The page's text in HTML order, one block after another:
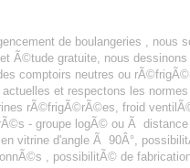
de boulangeries ,
Ã©tude gratuite, nous
comptoirs neutres ou
et respectons les
rÃ©frigÃ©rÃ©es, froid
- groupe logÃ© ou Ã
vitrine d'angle Ã 90Â°,
, possibilitÃ© de